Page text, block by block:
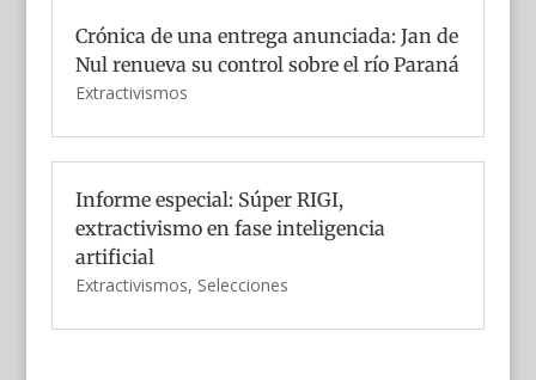
Crónica de una entrega anunciada: Jan de
Nul renueva su control sobre el río Paraná
Extractivismos
Informe especial: Súper RIGI,
extractivismo en fase inteligencia
artificial
Extractivismos, Selecciones